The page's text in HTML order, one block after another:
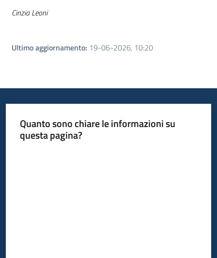
Cinzia Leoni
Ultimo aggiornamento: 19-06-2026, 10:20
Quanto sono chiare le informazioni su
questa pagina?